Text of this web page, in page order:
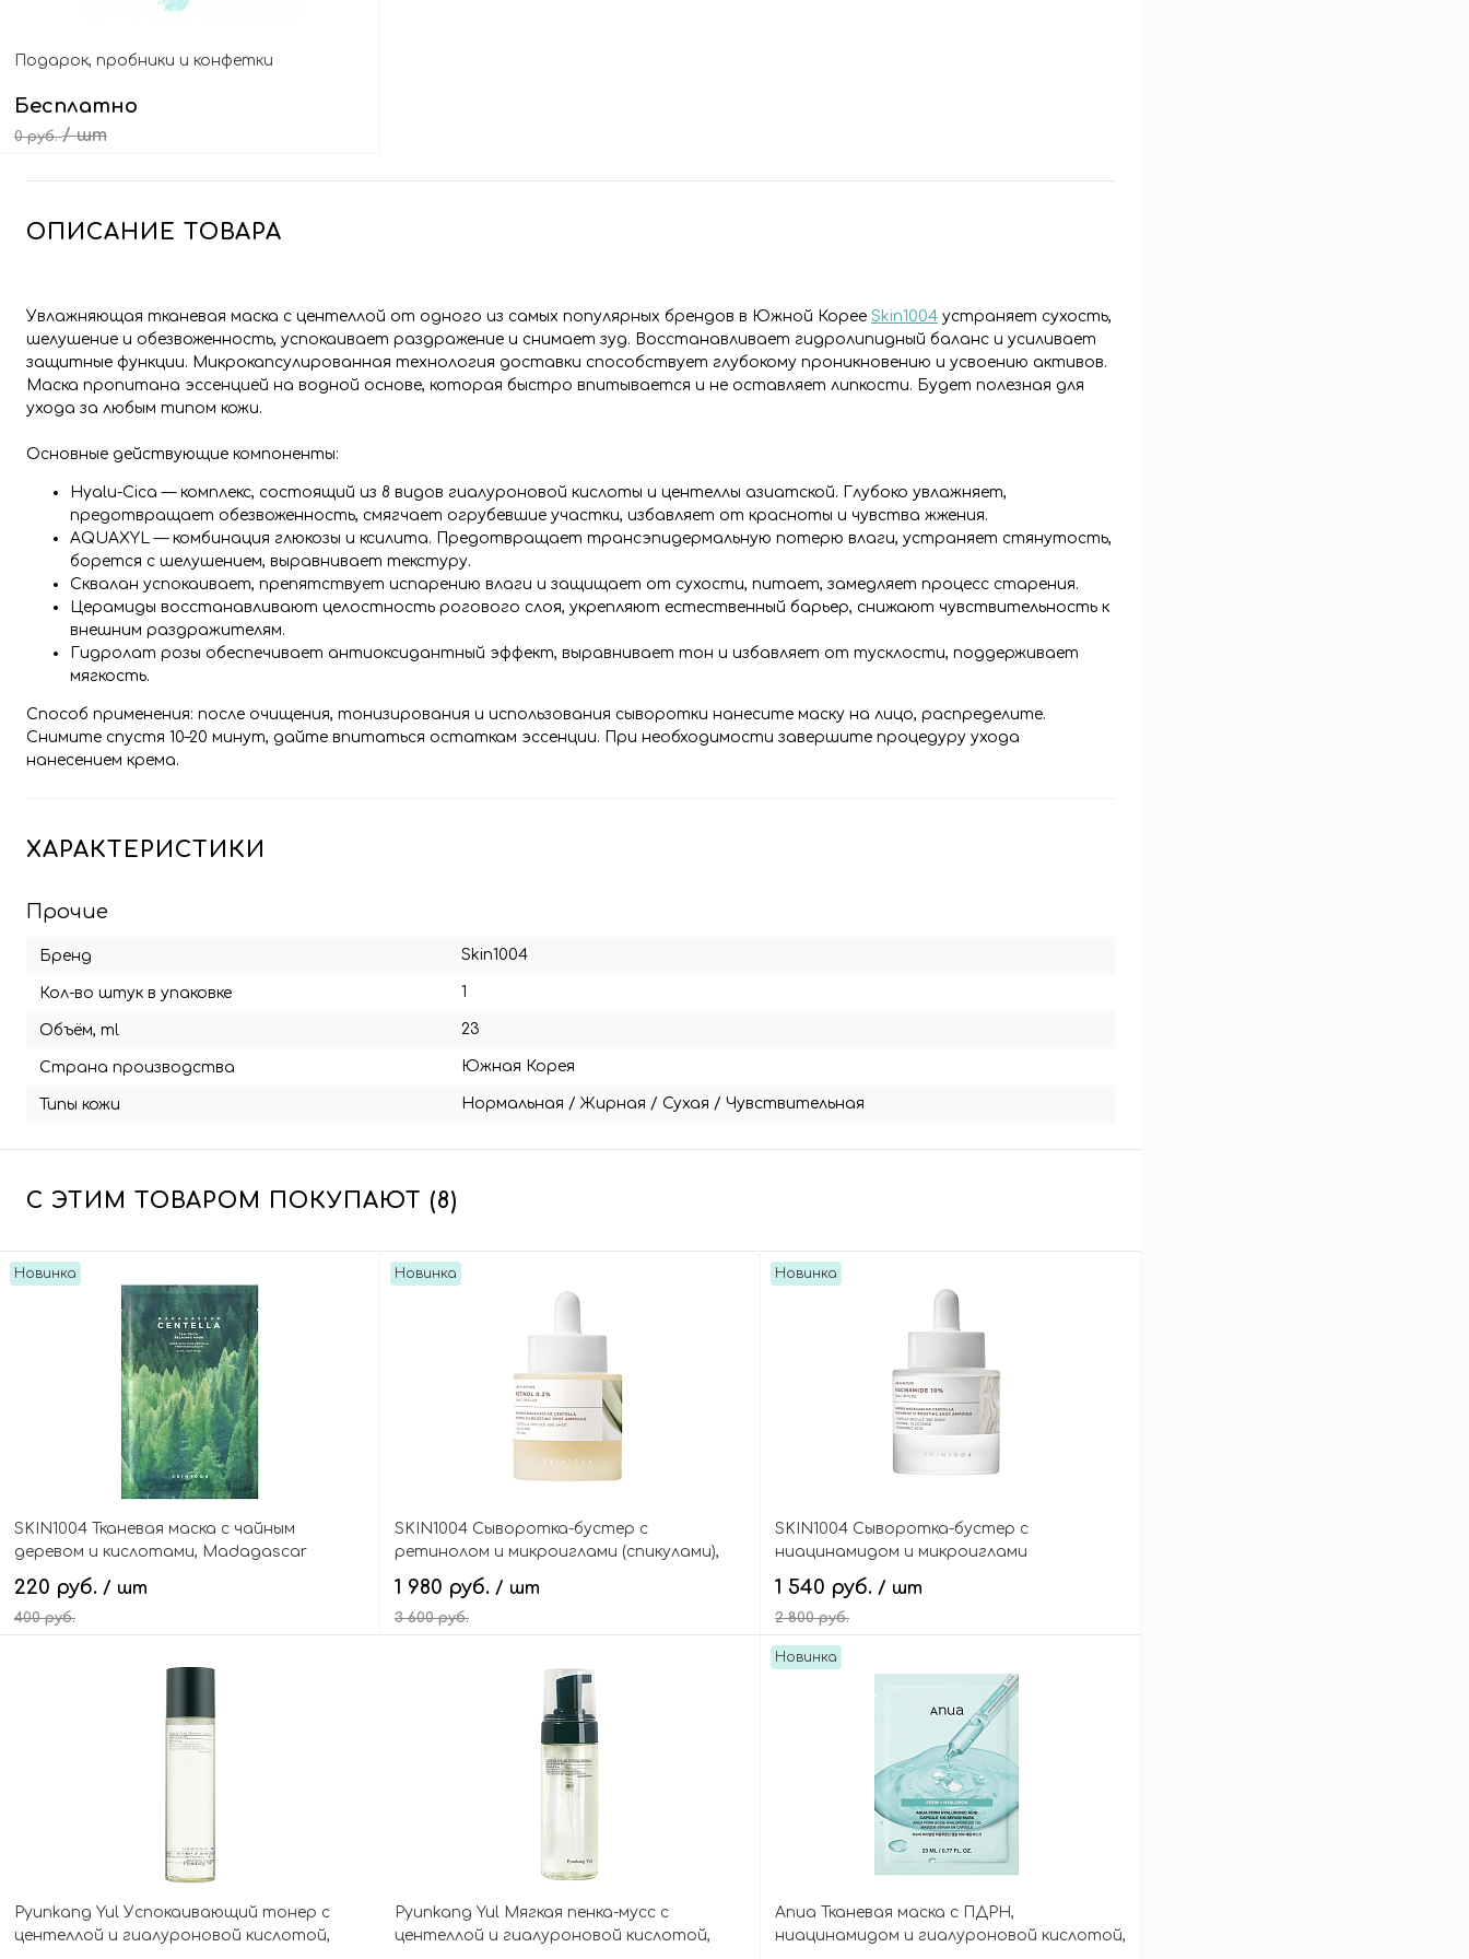
Подарок, пробники и конфетки
Бесплатно
0 руб./ шт
ОПИСАНИЕ ТОВАРА
Увлажняющая тканевая маска с центеллой от одного из самых популярных брендов в Южной Корее Skin1004 устраняет сухость,
шелушение и обезвоженность, успокаивает раздражение и снимает зуд. Восстанавливает гидролипидный баланс и усиливает
защитные функции. Микрокапсулированная технология доставки способствует глубокому проникновению и усвоению активов.
Маска пропитана эссенцией на водной основе, которая быстро впитывается и не оставляет липкости. Будет полезная для
ухода за любым типом кожи.
Основные действующие компоненты:
Hyalu-Cica — комплекс, состоящий из 8 видов гиалуроновой кислоты и центеллы азиатской. Глубоко увлажняет,
предотвращает обезвоженность, смягчает огрубевшие участки, избавляет от красноты и чувства жжения.
AQUAXYL — комбинация глюкозы и ксилита. Предотвращает трансэпидермальную потерю влаги, устраняет стянутость,
борется с шелушением, выравнивает текстуру.
Сквалан успокаивает, препятствует испарению влаги и защищает от сухости, питает, замедляет процесс старения.
Церамиды восстанавливают целостность рогового слоя, укрепляют естественный барьер, снижают чувствительность к
внешним раздражителям.
Гидролат розы обеспечивает антиоксидантный эффект, выравнивает тон и избавляет от тусклости, поддерживает
мягкость.
Способ применения: после очищения, тонизирования и использования сыворотки нанесите маску на лицо, распределите.
Снимите спустя 10–20 минут, дайте впитаться остаткам эссенции. При необходимости завершите процедуру ухода
нанесением крема.
ХАРАКТЕРИСТИКИ
Прочие
Бренд Skin1004
Кол-во штук в упаковке 1
Объём, ml 23
Страна производства Южная Корея
Типы кожи Нормальная / Жирная / Сухая / Чувствительная
С ЭТИМ ТОВАРОМ ПОКУПАЮТ (8)
Новинка
SKIN1004 Тканевая маска с чайным
деревом и кислотами, Madagascar
Centella Tea-Trica Relaxing Mask
220 руб. / шт
400 руб.
Новинка
SKIN1004 Сыворотка-бустер с
ретинолом и микроиглами (спикулами),
Madagascar Centella Retinol 0.2 Boosting
Shot Ampoule
1 980 руб. / шт
3 600 руб.
В корзину
Новинка
SKIN1004 Сыворотка-бустер с
ниацинамидом и микроиглами
(спикулами), Madagascar Centella
Niacinamide 10 Boosting Shot Ampoule
1 540 руб. / шт
2 800 руб.
В корзину
Pyunkang Yul Успокаивающий тонер с
центеллой и гиалуроновой кислотой,
Pyunkang Yul Мягкая пенка-мусс с
центеллой и гиалуроновой кислотой,
Новинка
Anua Тканевая маска с ПДРН,
ниацинамидом и гиалуроновой кислотой,